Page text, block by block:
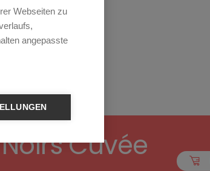
Cuvée
Webseiten zu
angepasste